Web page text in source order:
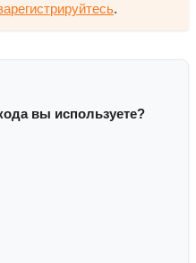
.
вы используете?